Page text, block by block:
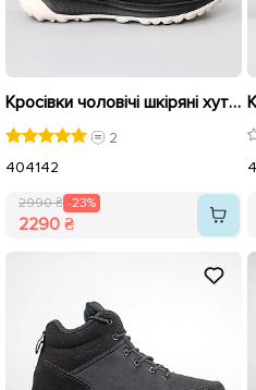
Кросівки чоловічі шкіряні хутро 590431 Чорні коричневі розпродаж
2
404142
2990 ₴ -23%
2290 ₴